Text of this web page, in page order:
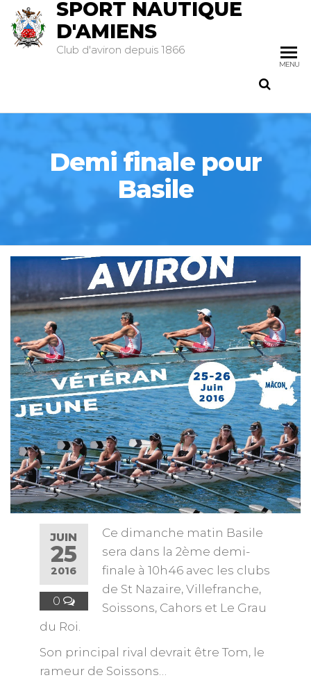
SPORT NAUTIQUE
D'AMIENS
Club d'aviron depuis 1866
MENU
Demi finale pour
Basile
JUIN
25
2016
0
Ce dimanche matin Basile
sera dans la 2ème demi-
finale à 10h46 avec les clubs
de St Nazaire, Villefranche,
Soissons, Cahors et Le Grau
du Roi.
Son principal rival devrait être Tom, le
rameur de Soissons…